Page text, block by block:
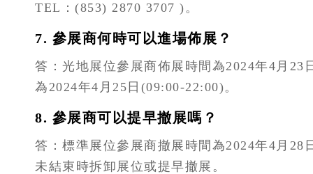
TEL：(853) 2870 3707 )。
7. 參展商何時可以進場佈展？
答：光地展位參展商佈展時間為2024年4月
為2024年4月25日(09:00-22:00)。
8. 參展商可以提早撤展嗎？
答：標準展位參展商撤展時間為2024年4月
未結束時拆卸展位或提早撤展。